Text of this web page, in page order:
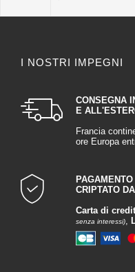
I NOSTRI IMPEGNI
CONSEGNA
E
Francia
ore Europa
CRIPTATO
Carta di
senza interessi),